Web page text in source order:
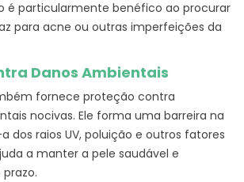
é particularmente benéfico ao procurar
para acne ou outras imperfeições da
Danos Ambientais
fornece proteção contra
nocivas. Ele forma uma barreira na
dos raios UV, poluição e outros fatores
a manter a pele saudável e